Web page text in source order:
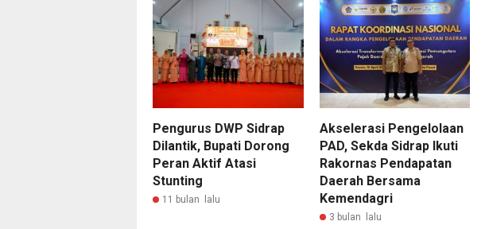
Pengurus DWP Sidrap
Dilantik, Bupati Dorong
Peran Aktif Atasi
Stunting
11 bulan lalu
Akselerasi Pengelolaan
PAD, Sekda Sidrap Ikuti
Rakornas Pendapatan
Daerah Bersama
Kemendagri
3 bulan lalu